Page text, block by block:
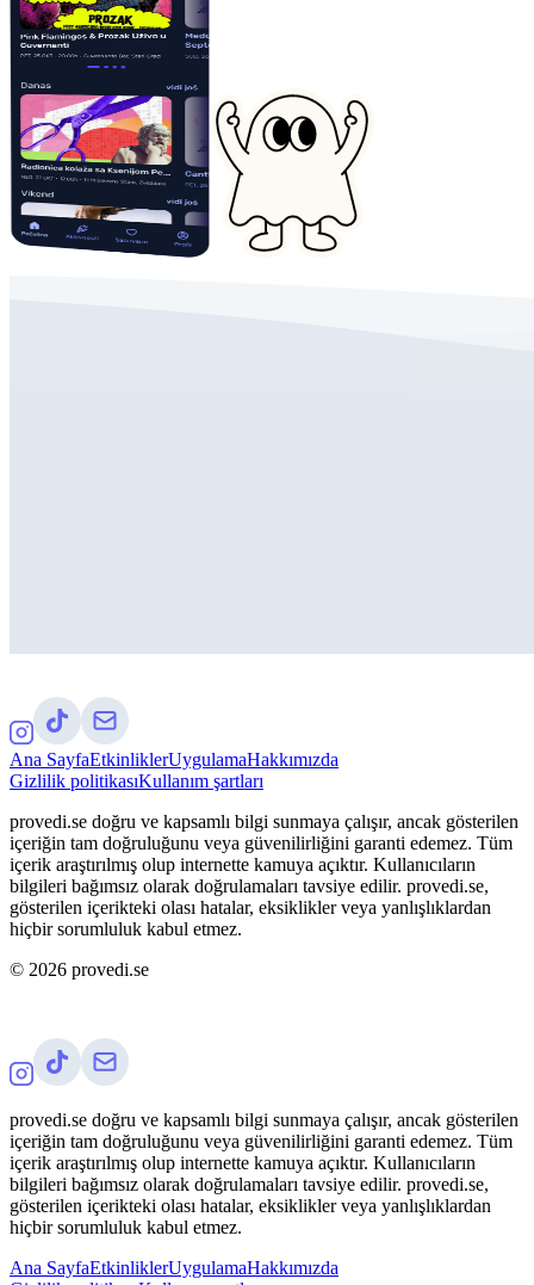
Ana SayfaEtkinliklerUygulamaHakkımızda
Gizlilik politikasıKullanım şartları
provedi.se doğru ve kapsamlı bilgi sunmaya çalışır, ancak gösterilen
içeriğin tam doğruluğunu veya güvenilirliğini garanti edemez. Tüm
içerik araştırılmış olup internette kamuya açıktır. Kullanıcıların
bilgileri bağımsız olarak doğrulamaları tavsiye edilir. provedi.se,
gösterilen içerikteki olası hatalar, eksiklikler veya yanlışlıklardan
hiçbir sorumluluk kabul etmez.
© 2026 provedi.se
provedi.se doğru ve kapsamlı bilgi sunmaya çalışır, ancak gösterilen
içeriğin tam doğruluğunu veya güvenilirliğini garanti edemez. Tüm
içerik araştırılmış olup internette kamuya açıktır. Kullanıcıların
bilgileri bağımsız olarak doğrulamaları tavsiye edilir. provedi.se,
gösterilen içerikteki olası hatalar, eksiklikler veya yanlışlıklardan
hiçbir sorumluluk kabul etmez.
Ana SayfaEtkinliklerUygulamaHakkımızda